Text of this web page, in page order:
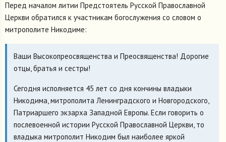
Перед началом литии Предстоятель Русской Православной
Церкви обратился к участникам богослужения со словом о
митрополите Никодиме:
Ваши Высокопреосвященства и Преосвященства! Дорогие
отцы, братья и сестры!
Сегодня исполняется 45 лет со дня кончины владыки
Никодима, митрополита Ленинградского и Новгородского,
Патриаршего экзарха Западной Европы. Если говорить о
послевоенной истории Русской Православной Церкви, то
владыка митрополит Никодим был наиболее яркой